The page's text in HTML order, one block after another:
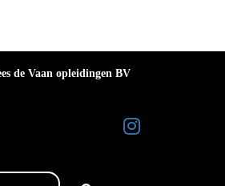
de Vaan opleidingen BV